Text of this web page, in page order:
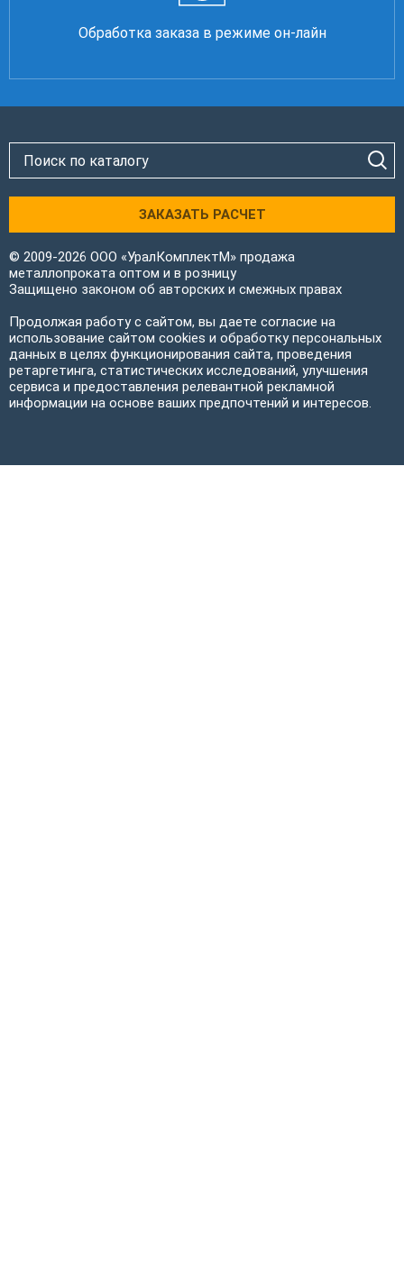
Обработка заказа в режиме он-лайн
ЗАКАЗАТЬ РАСЧЕТ
© 2009-2026 ООО «УралКомплектМ» продажа
металлопроката оптом и в розницу
Защищено законом об авторских и смежных правах
Продолжая работу с сайтом, вы даете согласие на
использование сайтом cookies и обработку персональных
данных в целях функционирования сайта, проведения
ретаргетинга, статистических исследований, улучшения
сервиса и предоставления релевантной рекламной
информации на основе ваших предпочтений и интересов.